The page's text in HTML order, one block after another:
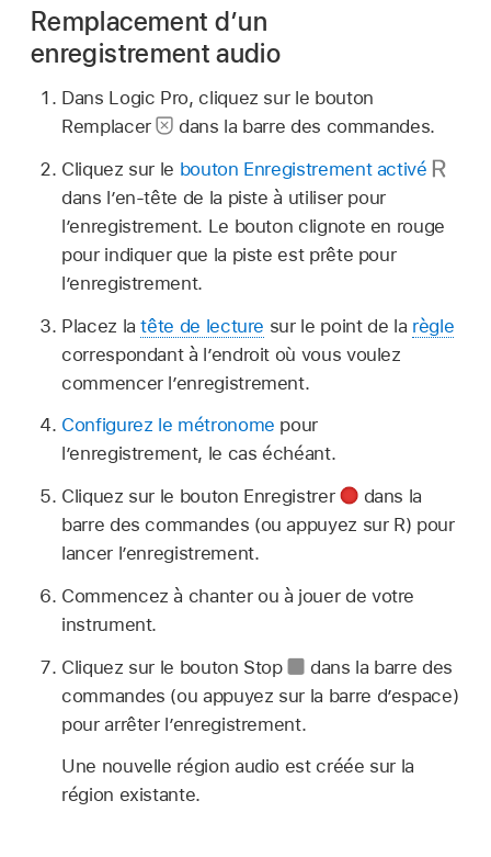
Remplacement d’un
enregistrement audio
Dans Logic Pro, cliquez sur le bouton
Remplacer
dans la barre des commandes.
Cliquez sur le bouton Enregistrement activé
dans l’en-tête de la piste à utiliser pour
l’enregistrement. Le bouton clignote en rouge
pour indiquer que la piste est prête pour
l’enregistrement.
Placez latête de lecture sur le point de la règle
correspondant à l’endroit où vous voulez
commencer l’enregistrement.
Configurez le métronome pour
l’enregistrement, le cas échéant.
Cliquez sur le bouton Enregistrer
dans la
barre des commandes (ou appuyez sur R) pour
lancer l’enregistrement.
Commencez à chanter ou à jouer de votre
instrument.
Cliquez sur le bouton Stop
dans la barre des
commandes (ou appuyez sur la barre d’espace)
pour arrêter l’enregistrement.
Une nouvelle région audio est créée sur la
région existante.